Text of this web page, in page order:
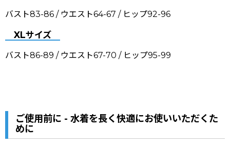
バスト83-86 / ウエスト64-67 / ヒップ92-96
XLサイズ
バスト86-89 / ウエスト67-70 / ヒップ95-99
ご使用前に - 水着を長く快適にお使いいただくた
めに